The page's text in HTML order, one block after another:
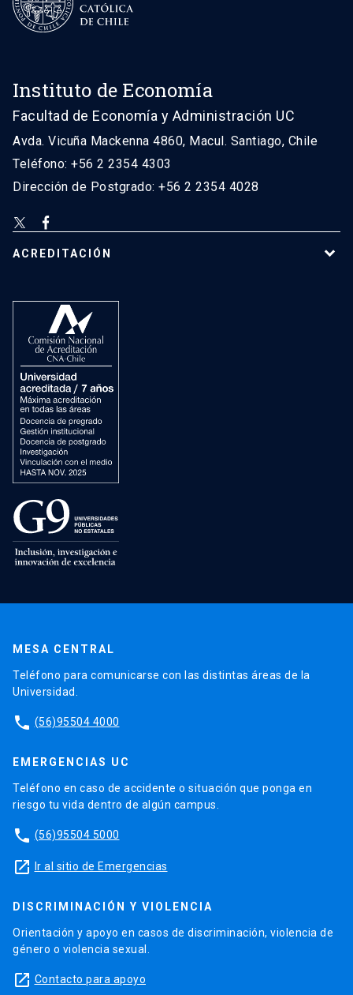
Instituto de Economía
Facultad de Economía y Administración UC
Avda. Vicuña Mackenna 4860, Macul. Santiago, Chile
Teléfono: +56 2 2354 4303
Dirección de Postgrado: +56 2 2354 4028
ACREDITACIÓN
MESA CENTRAL
Teléfono para comunicarse con las distintas áreas de la
Universidad.
phone (56)95504 4000
EMERGENCIAS UC
Teléfono en caso de accidente o situación que ponga en
riesgo tu vida dentro de algún campus.
phone (56)95504 5000
launch Ir al sitio de Emergencias
DISCRIMINACIÓN Y VIOLENCIA
Orientación y apoyo en casos de discriminación, violencia de
género o violencia sexual.
launch Contacto para apoyo